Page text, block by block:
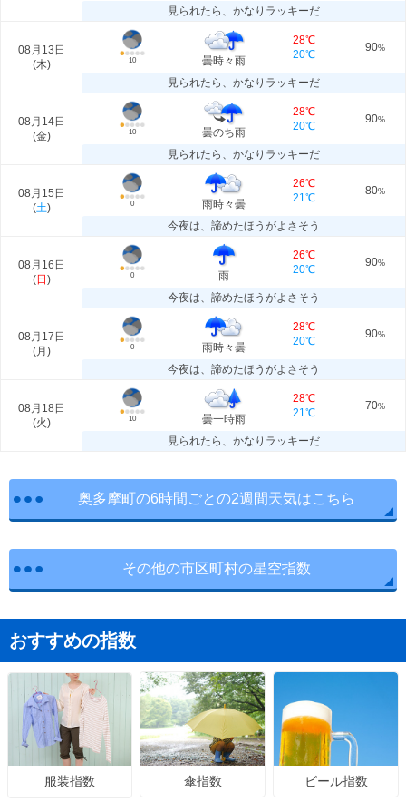
見られたら、かなりラッキーだ
08月13日
(木) 10 曇時々雨
28℃
20℃
90%
見られたら、かなりラッキーだ
08月14日
(金) 10 曇のち雨
28℃
20℃
90%
見られたら、かなりラッキーだ
08月15日
(土) 0 雨時々曇
26℃
21℃
80%
今夜は、諦めたほうがよさそう
08月16日
(日 ) 0 雨
26℃
20℃
90%
今夜は、諦めたほうがよさそう
08月17日
(月 ) 0 雨時々曇
28℃
20℃
90%
今夜は、諦めたほうがよさそう
08月18日
(火) 10 曇一時雨
28℃
21℃
70%
見られたら、かなりラッキーだ
奥多摩町の6時間ごとの2週間天気はこちら
その他の市区町村の星空指数
おすすめの指数
服装指数 傘指数 ビール指数